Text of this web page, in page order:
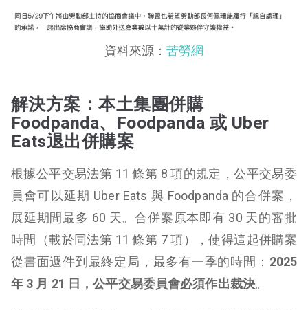
資料來源：苦勞網
解決方案：本土集團併購
Foodpanda、Foodpanda 或 Uber
Eats退出併購案
根據公平交易法第 11 條第 8 項的規定，公平交易委
員會可以延期 Uber Eats 與 Foodpanda 的合併案，
展延期間最多 60 天。合併案原本即有 30 天的審批
時間（載於同法第 11 條第 7 項），使得這起併購案
從書面遞件到最終定局，最多有一季的時間： 2025
年 3 月 21 日，公平交易委員會必須作出裁決。